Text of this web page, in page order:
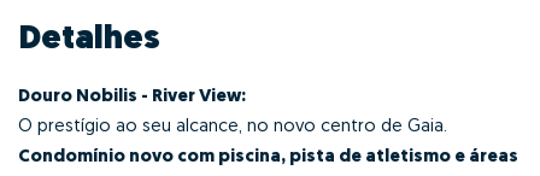
Detalhes
Douro Nobilis - River View:
O prestígio ao seu alcance, no novo centro de Gaia.
Condomínio novo com piscina, pista de atletismo e áreas